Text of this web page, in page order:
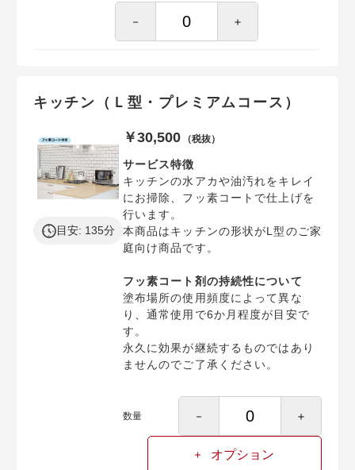
－ ＋
キッチン（Ｌ型・プレミアムコース）
目安: 135分
￥30,500 （税抜）
サービス特徴
キッチンの水アカや油汚れをキレイ
にお掃除、フッ素コートで仕上げを
行います。
本商品はキッチンの形状がL型のご家
庭向け商品です。
フッ素コート剤の持続性について
塗布場所の使用頻度によって異な
り、通常使用で6か月程度が目安で
す。
永久に効果が継続するものではあり
ませんのでご了承ください。
数量 － ＋
オプション